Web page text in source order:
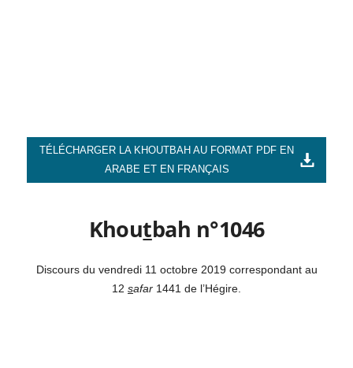
TÉLÉCHARGER LA KHOUTBAH AU FORMAT PDF EN
ARABE ET EN FRANÇAIS
Khoutbah n°1046
Discours du vendredi 11 octobre 2019 correspondant au
12 safar 1441 de l’Hégire.